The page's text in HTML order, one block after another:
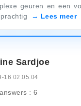
geuren en een
Lees meer
Sardjoe
16 02:05:04
: 6